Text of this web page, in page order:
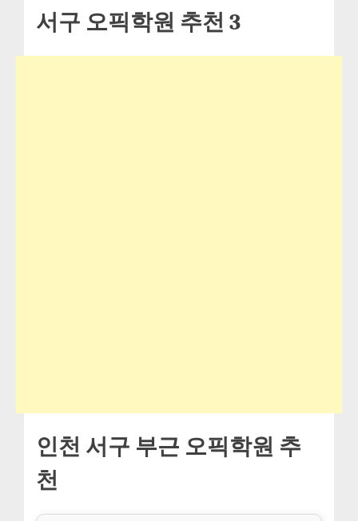
서구 오픽학원 추천 3
인천 서구 부근 오픽학원 추
천